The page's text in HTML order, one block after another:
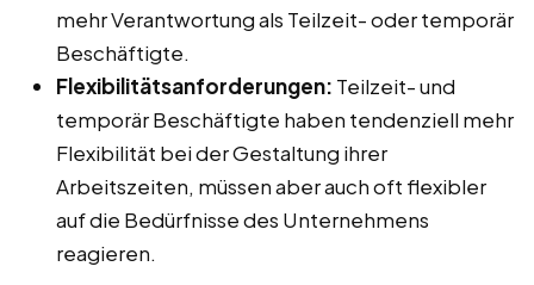
mehr Verantwortung als Teilzeit- oder temporär
Beschäftigte.
Flexibilitätsanforderungen: Teilzeit- und
temporär Beschäftigte haben tendenziell mehr
Flexibilität bei der Gestaltung ihrer
Arbeitszeiten, müssen aber auch oft flexibler
auf die Bedürfnisse des Unternehmens
reagieren.